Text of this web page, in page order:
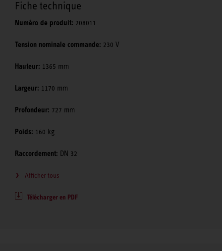
Fiche technique
Numéro de produit: 208011
Tension nominale commande: 230 V
Hauteur: 1365 mm
Largeur: 1170 mm
Profondeur: 727 mm
Poids: 160 kg
Raccordement: DN 32
Afficher tous
Télécharger en PDF